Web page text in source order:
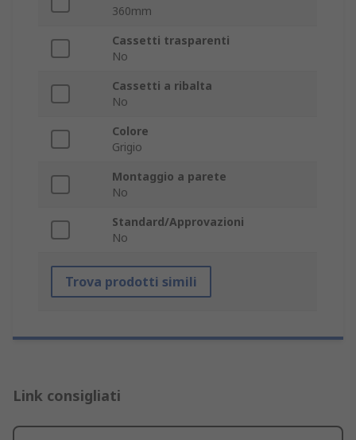
360mm
Cassetti trasparenti
No
Cassetti a ribalta
No
Colore
Grigio
Montaggio a parete
No
Standard/Approvazioni
No
Trova prodotti simili
Link consigliati